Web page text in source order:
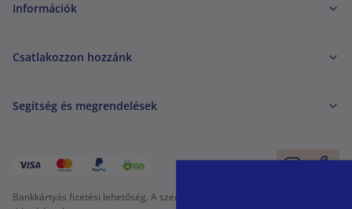
Információk
Csatlakozzon hozzánk
Segítség és megrendelések
Bankkártyás fizetési lehetőség. A személyes adatok garantált védelme SSL